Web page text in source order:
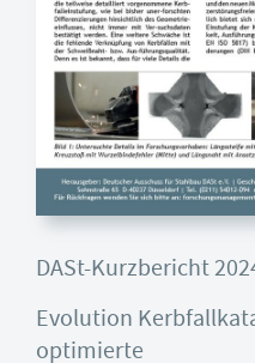
DASt-Kurzbericht
Evolution
optimierte